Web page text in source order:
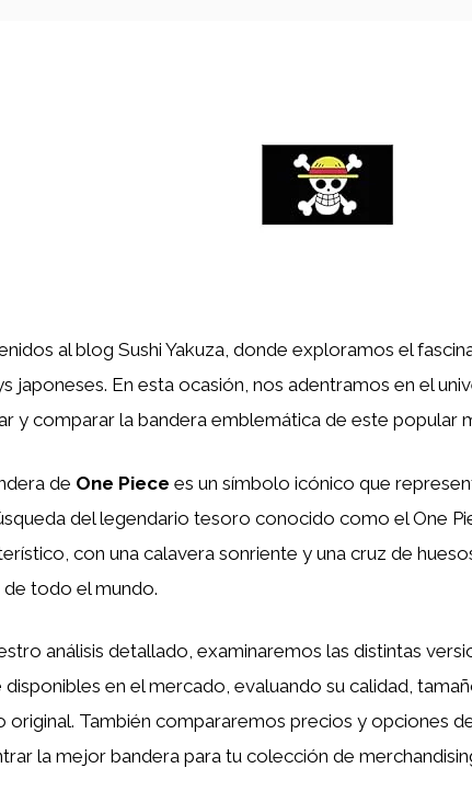
al blog Sushi Yakuza, donde exploramos el
japoneses. En esta ocasión, nos adentramos en el
y comparar la bandera emblemática de este popular
de One Piece es un símbolo icónico que
del legendario tesoro conocido como el One
con una calavera sonriente y una cruz de
de todo el mundo.
análisis detallado, examinaremos las distintas
disponibles en el mercado, evaluando su calidad,
original. También compararemos precios y opciones
la mejor bandera para tu colección de